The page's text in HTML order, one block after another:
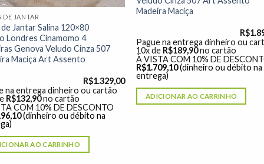
DE JANTAR
Jantar Salina 120×80
Londres Cinamomo 4
Genova Veludo Cinza 507
Maciça Art Assento
R$1.329,00
na entrega dinheiro ou cartão
R$132,90no cartão
COM 10% DE DESCONTO
(dinheiro ou débito na
AO CARRINHO
Madeira Maciça
R$
Pague na entrega dinheiro ou
10x de R$189,90no cartão
À VISTA COM 10% DE
R$1.709,10(dinheiro ou débito na
entrega)
ADICIONAR AO CARRINHO